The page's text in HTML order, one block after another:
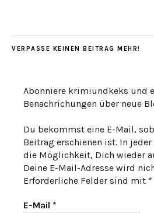
VERPASSE KEINEN BEITRAG MEHR!
Abonniere krimiundkeks und
Benachrichungen über neue
Du bekommst eine E-Mail,
Beitrag erschienen ist. In
die Möglichkeit, Dich wieder
Deine E-Mail-Adresse wird
Erforderliche Felder sind mit
E-Mail *